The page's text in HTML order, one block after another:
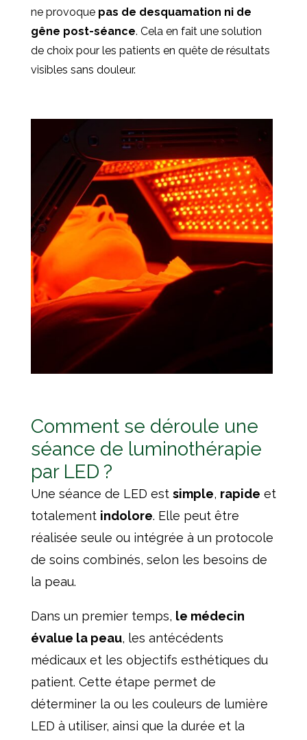
ne provoque pas de desquamation ni de
gêne post-séance. Cela en fait une solution
de choix pour les patients en quête de résultats
visibles sans douleur.
Comment se déroule une
séance de luminothérapie
par LED ?
Une séance de LED est simple, rapide et
totalement indolore. Elle peut être
réalisée seule ou intégrée à un protocole
de soins combinés, selon les besoins de
la peau.
Dans un premier temps, le médecin
évalue la peau, les antécédents
médicaux et les objectifs esthétiques du
patient. Cette étape permet de
déterminer la ou les couleurs de lumière
LED à utiliser, ainsi que la durée et la